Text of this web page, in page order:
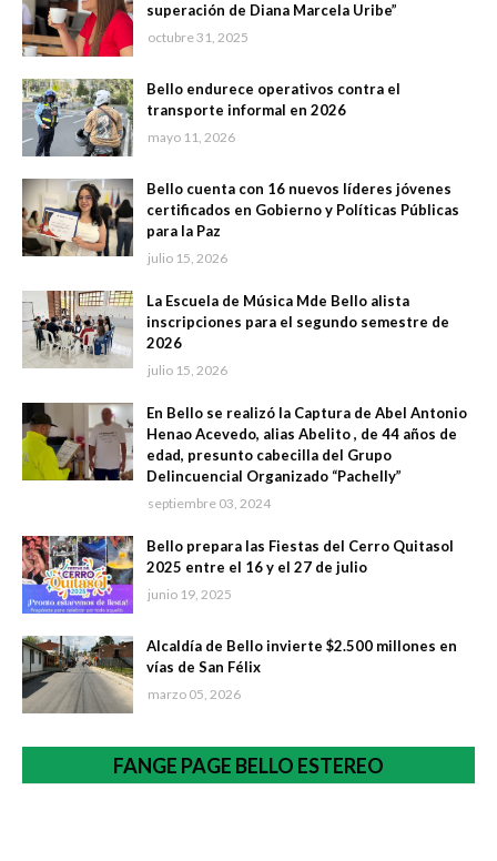
superación de Diana Marcela Uribe”
octubre 31, 2025
Bello endurece operativos contra el
transporte informal en 2026
mayo 11, 2026
Bello cuenta con 16 nuevos líderes jóvenes
certificados en Gobierno y Políticas Públicas
para la Paz
julio 15, 2026
La Escuela de Música Mde Bello alista
inscripciones para el segundo semestre de
2026
julio 15, 2026
En Bello se realizó la Captura de Abel Antonio
Henao Acevedo, alias Abelito , de 44 años de
edad, presunto cabecilla del Grupo
Delincuencial Organizado “Pachelly”
septiembre 03, 2024
Bello prepara las Fiestas del Cerro Quitasol
2025 entre el 16 y el 27 de julio
junio 19, 2025
Alcaldía de Bello invierte $2.500 millones en
vías de San Félix
marzo 05, 2026
FANGE PAGE BELLO ESTEREO